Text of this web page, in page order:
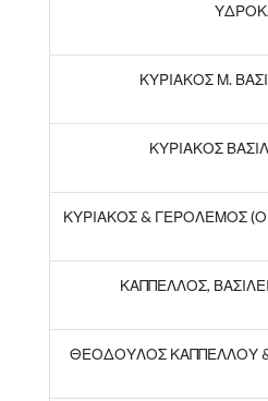
ΚΥΡΙΑΚΟΣ Μ.
ΚΥΡΙΑΚΟΣ
ΚΥΡΙΑΚΟΣ & ΓΕΡΟΛΕΜΟΣ
ΚΑΠΠΕΛΛΟΣ,
ΘΕΟΔΟΥΛΟΣ ΚΑΠΠΕΛΛΟΥ &